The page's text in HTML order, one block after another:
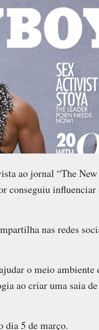
ao jornal “The
conseguiu influenciar
nas redes
o meio ambiente
ao criar uma saia de
dia 5 de março.